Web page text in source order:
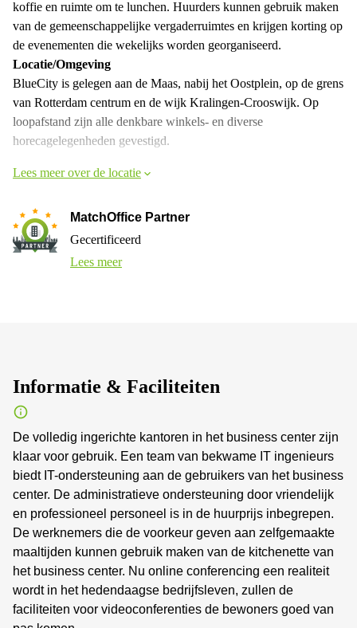
koffie en ruimte om te lunchen. Huurders kunnen gebruik maken
van de gemeenschappelijke vergaderruimtes en krijgen korting op
de evenementen die wekelijks worden georganiseerd.
Locatie/Omgeving
BlueCity is gelegen aan de Maas, nabij het Oostplein, op de grens
van Rotterdam centrum en de wijk Kralingen-Crooswijk. Op
loopafstand zijn alle denkbare winkels- en diverse
horecagelegenheden gevestigd.
Lees meer over de locatie
MatchOffice Partner
Gecertificeerd
Lees meer
Informatie & Faciliteiten
De volledig ingerichte kantoren in het business center zijn
klaar voor gebruik. Een team van bekwame IT ingenieurs
biedt IT-ondersteuning aan de gebruikers van het business
center. De administratieve ondersteuning door vriendelijk
en professioneel personeel is in de huurprijs inbegrepen.
De werknemers die de voorkeur geven aan zelfgemaakte
maaltijden kunnen gebruik maken van de kitchenette van
het business center. Nu online conferencing een realiteit
wordt in het hedendaagse bedrijfsleven, zullen de
faciliteiten voor videoconferenties de bewoners goed van